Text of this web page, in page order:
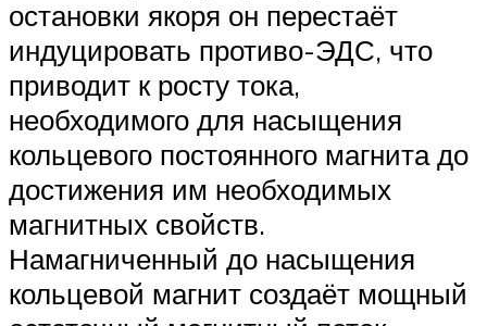
остановки якоря он перестаёт
индуцировать противо-ЭДС, что
приводит к росту тока,
необходимого для насыщения
кольцевого постоянного магнита до
достижения им необходимых
магнитных свойств.
Намагниченный до насыщения
кольцевой магнит создаёт мощный